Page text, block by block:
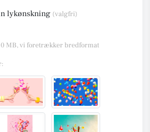
lykønskning (valgfri)
MB, vi foretrækker bredformat